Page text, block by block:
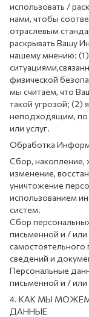
использовать /
нами, чтобы
отраслевым
раскрывать Вашу
нашему мнению: (1)
физической
мы считаем, что
такой угрозой; (2)
неподходящим, по
или услуг.
Обработка
Сбор, накопление,
изменение,
уничтожение
использованием
систем.
Сбор
письменной и /
сведений и
Персональные
письменной и /
4. КАК МЫ
ДАННЫЕ